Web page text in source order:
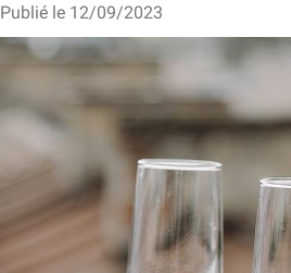
Publié le 12/09/2023